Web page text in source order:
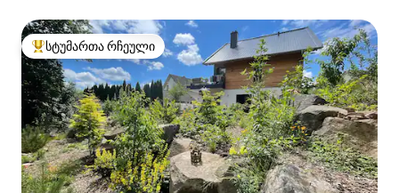
სტუმართა რჩეული მოწინავე ვარიანტი
სტუმართა რჩეული